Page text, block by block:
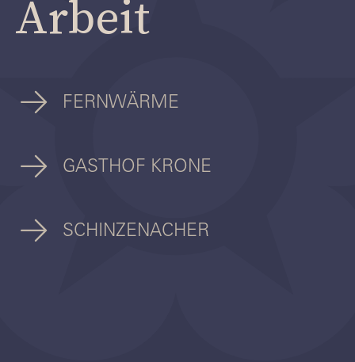
Arbeit
FERNWÄRME
GASTHOF KRONE
SCHINZENACHER